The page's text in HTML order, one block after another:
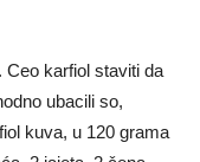
Ceo karfiol staviti da
ubacili so,
kuva, u 120 grama